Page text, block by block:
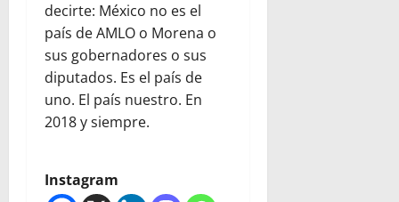
decirte: México no es el
país de AMLO o Morena o
sus gobernadores o sus
diputados. Es el país de
uno. El país nuestro. En
2018 y siempre.
Instagram